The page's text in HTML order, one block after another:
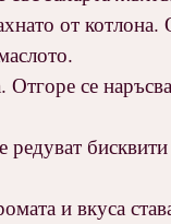
от
Отгоре се
редуват
и вкуса